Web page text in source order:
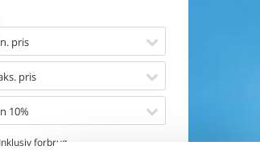
pris
pris
10%
Inklusiv forbrug
Indhegnet
Aircondition